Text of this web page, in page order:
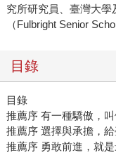
究所研究員、臺灣大
（Fulbright Senior
目錄
目錄
推薦序 有一種驕傲，
推薦序 選擇與承擔，
推薦序 勇敢前進，就